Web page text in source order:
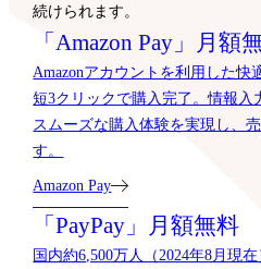
続けられます。
「Amazon Pay」月額
Amazonアカウントを利用した快
短3クリックで購入完了。情報入
スムーズな購入体験を実現し、
す。
Amazon Pay
「PayPay」月額無料
国内約6,500万人（2024年8月現